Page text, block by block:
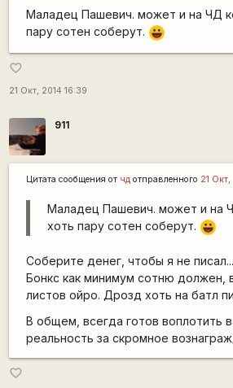
Маладец Пашевич. может и на ЧД
пару сотен соберут. |-))
favorite_border
21 Окт, 2014 16:39
911
Цитата сообщения от чдотправленного 21
Маладец Пашевич. может и на
хоть пару сотен соберут. |-))
Соберите денег, чтобы я не писал...
Бонкс как минимум сотню должен,
листов ойро. Дрозд хоть на батл
В общем, всегда готов воплотить
реальность за скромное
favorite_border